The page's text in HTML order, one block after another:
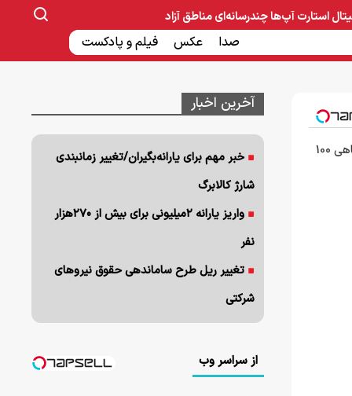
صنایع غذایی و دارویی ساخت و ساز بانک و بیمه
استارت آپ‌هاچندرسانه‌ای
صدا عکس فیلم و پادکست
مناطق آزاد
3000 گیگ اینترنت؛ فقط ماهی 100
آخرین اخبار
خبر مهم برای یارانه‌بگیران/تغییر زمانبندی
شارژ کالابرگ
واریز یارانه ۲میلیونی برای بیش از ۲۷۰هزار
نفر
تغییر ریل طرح ساماندهی حقوق نیروهای
شرکتی
از سراسر وب